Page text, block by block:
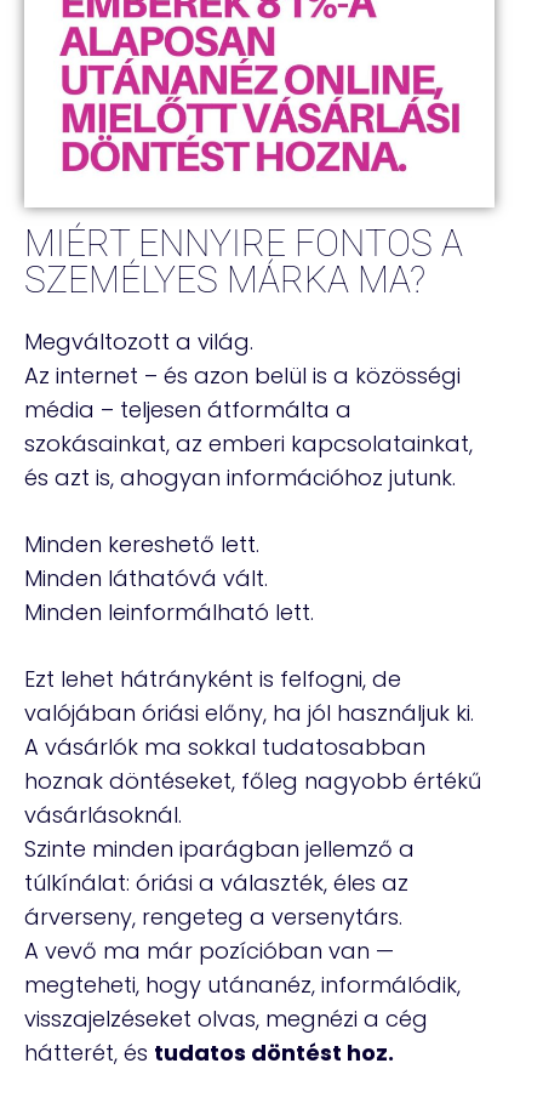
MIÉRT ENNYIRE FONTOS A
SZEMÉLYES MÁRKA MA?
Megváltozott a világ.
Az internet – és azon belül is a közösségi
média – teljesen átformálta a
szokásainkat, az emberi kapcsolatainkat,
és azt is, ahogyan információhoz jutunk.
Minden kereshető lett.
Minden láthatóvá vált.
Minden leinformálható lett.
Ezt lehet hátrányként is felfogni, de
valójában óriási előny, ha jól használjuk ki.
A vásárlók ma sokkal tudatosabban
hoznak döntéseket, főleg nagyobb értékű
vásárlásoknál.
Szinte minden iparágban jellemző a
túlkínálat: óriási a választék, éles az
árverseny, rengeteg a versenytárs.
A vevő ma már pozícióban van —
megteheti, hogy utánanéz, informálódik,
visszajelzéseket olvas, megnézi a cég
hátterét, és tudatos döntést hoz.